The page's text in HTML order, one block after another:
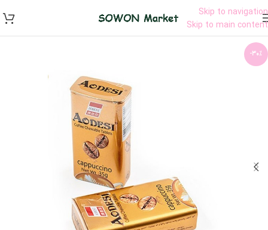
Skip to navigation
Skip to main content
-30%